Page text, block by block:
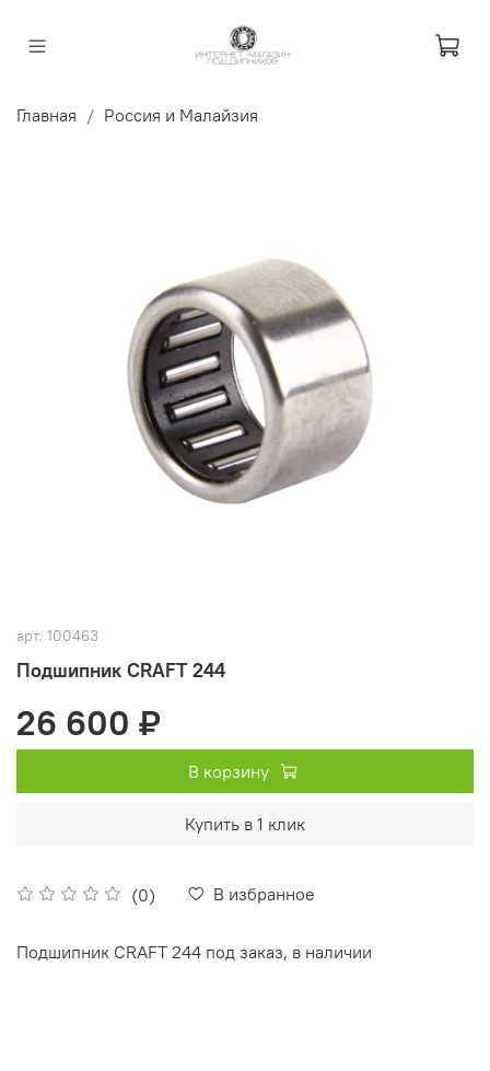
Главная Россия и Малайзия
арт. 100463
Подшипник CRAFT 244
(0) В избранное
26 600 ₽
В корзину
Купить в 1 клик
Подшипник CRAFT 244 под заказ, в наличии